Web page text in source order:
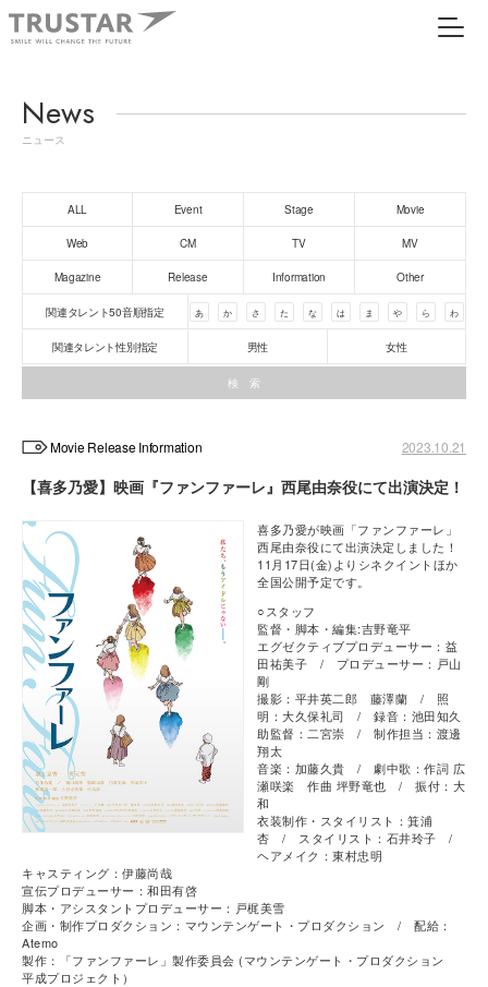
News
ニュース
ALL Event Stage Movie
Web CM TV MV
Magazine Release Information Other
関連タレント50音順指定 あ か さ た な は ま や ら わ
関連タレント性別指定 男性 女性
Movie Release Information 2023.10.21
【喜多乃愛】映画『ファンファーレ』西尾由奈役にて出演決定！
喜多乃愛が映画「ファンファーレ」
西尾由奈役にて出演決定しました！
11月17日(金)よりシネクイントほか
全国公開予定です。
○スタッフ
監督・脚本・編集:吉野竜平
エグゼクティブプロデューサー：益
田祐美子 / プロデューサー：戸山
剛
撮影：平井英二郎 藤澤蘭 / 照
明：大久保礼司 / 録音：池田知久
助監督：二宮崇 / 制作担当：渡邊
翔太
音楽：加藤久貴 / 劇中歌：作詞 広
瀬咲楽 作曲 坪野竜也 / 振付：大
和
衣装制作・スタイリスト：箕浦
杏 / スタイリスト：石井玲子 /
ヘアメイク：東村忠明
キャスティング：伊藤尚哉
宣伝プロデューサー：和田有啓
脚本・アシスタントプロデューサー：戸梶美雪
企画・制作プロダクション：マウンテンゲート・プロダクション / 配給：
Atemo
製作：「ファンファーレ」製作委員会 (マウンテンゲート・プロダクション
平成プロジェクト）